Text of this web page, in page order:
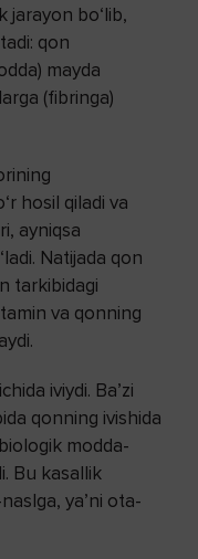
jarayon bo‘lib,
qon
mayda
(fibringa)
hosil qiladi va
ayniqsa
Natijada qon
tarkibidagi
va qonning
iviydi. Ba’zi
qonning ivishida
modda-
Bu kasallik
ya’ni ota-